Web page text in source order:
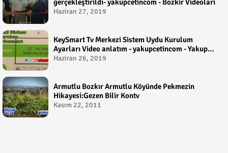
gerçekleştirildi- yakupcetincom - Bozkir Videolari
Haziran 27, 2019
KeySmart Tv Merkezi Sistem Uydu Kurulum
Ayarları Video anlatım - yakupcetincom - Yakup
Çetin
Haziran 26, 2019
Armutlu Bozkır Armutlu Köyünde Pekmezin
Hikayesi:Gezen Bilir Kontv
Kasım 22, 2011